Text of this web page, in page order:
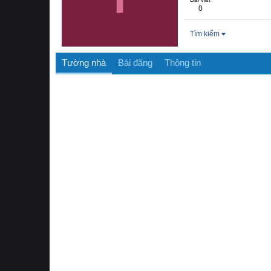
0
Tìm kiếm
Tường nhà Bài đăng Thông tin